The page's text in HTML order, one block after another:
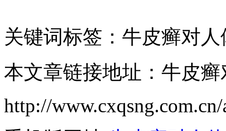
关键词标签：牛皮癣对
本文章链接地址：牛皮
http://